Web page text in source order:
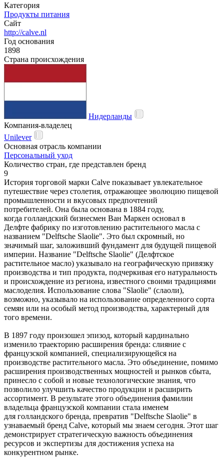
Категория
Продукты питания
Сайт
http://calve.nl
Год основания
1898
Страна происхождения
Нидерланды
Компания-владелец
Unilever
Основная отрасль компании
Персональный уход
Количество стран, где представлен бренд
9
История торговой марки Calve показывает увлекательное
путешествие через столетия, отражающее эволюцию пищевой
промышленности и вкусовых предпочтений
потребителей. Она была основана в 1884 году,
когда голландский бизнесмен Ван Маркен основал в
Делфте фабрику по изготовлению растительного масла с
названием "Delftsche Slaolie". Это был скромный, но
значимый шаг, заложивший фундамент для будущей пищевой
империи. Название "Delftsche Slaolie" (Делфтское
растительное масло) указывало на географическую привязку
производства и тип продукта, подчеркивая его натуральность
и происхождение из региона, известного своими традициями
маслоделия. Использование слова "Slaolie" (слаоли),
возможно, указывало на использование определенного сорта
семян или на особый метод производства, характерный для
того времени.
В 1897 году произошел эпизод, который кардинально
изменило траекторию расширения бренда: слияние с
французской компанией, специализирующейся на
производстве растительного масла. Это объединение, помимо
расширения производственных мощностей и рынков сбыта,
принесло с собой и новые технологические знания, что
позволило улучшить качество продукции и расширить
ассортимент. В результате этого объединения фамилии
владельца французской компании стала именем
для голландского бренда, превратив "Delftsche Slaolie" в
узнаваемый бренд Calve, который мы знаем сегодня. Этот шаг
демонстрирует стратегическую важность объединения
ресурсов и экспертизы для достижения успеха на
конкурентном рынке.